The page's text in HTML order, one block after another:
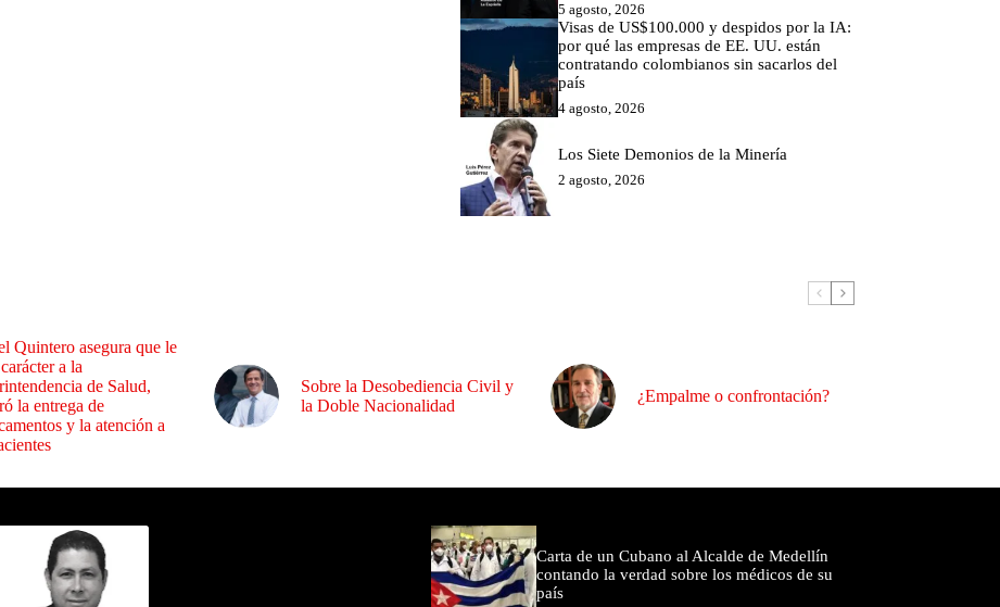
5 agosto, 2026
Visas de US$100.000 y despidos por la IA:
por qué las empresas de EE. UU. están
contratando colombianos sin sacarlos del
país
4 agosto, 2026
Los Siete Demonios de la Minería
2 agosto, 2026
Quintero asegura que le
a la
de Salud,
la entrega de
y la atención a
Sobre la Desobediencia Civil y
la Doble Nacionalidad
¿Empalme o confrontación?
Carta de un Cubano al Alcalde de Medellín
contando la verdad sobre los médicos de su
país